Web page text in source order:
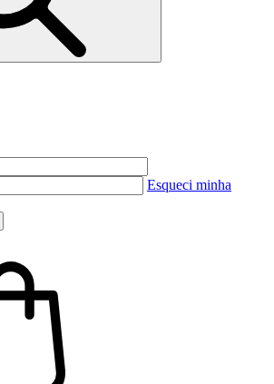
Esqueci minha